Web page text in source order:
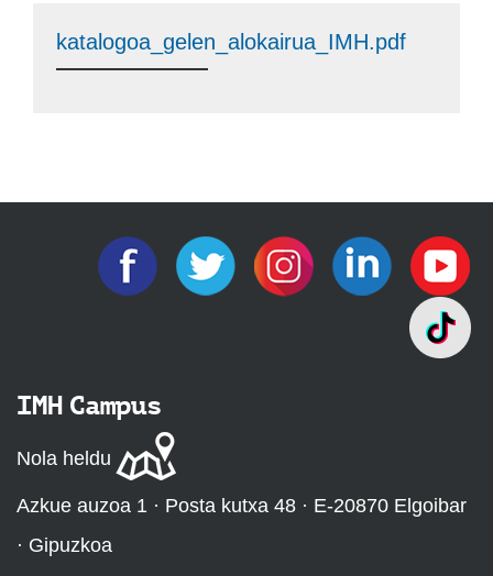
katalogoa_gelen_alokairua_IMH.pdf
IMH Campus
Nola heldu
Azkue auzoa 1 · Posta kutxa 48 · E-20870 Elgoibar
· Gipuzkoa